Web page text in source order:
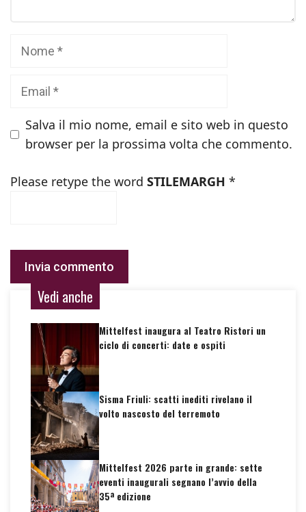
Salva il mio nome, email e sito web in questo
browser per la prossima volta che commento.
Please retype the word STILEMARGH *
Vedi anche
Mittelfest inaugura al Teatro Ristori un
ciclo di concerti: date e ospiti
Sisma Friuli: scatti inediti rivelano il
volto nascosto del terremoto
Mittelfest 2026 parte in grande: sette
eventi inaugurali segnano l’avvio della
35ª edizione